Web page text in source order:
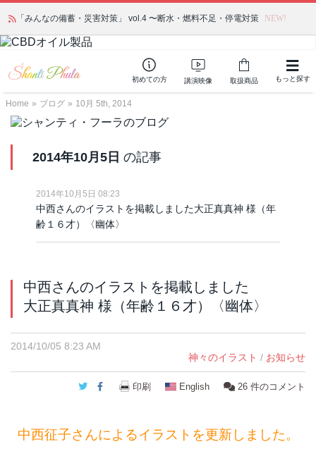
「みんなの備蓄・災害対策」 vol.4 〜断水・燃料不足・停電対策 NEW!
初めての方 講演映像 取扱商品 もっと探す
Home » ブログ » 10月 5th, 2014
2014年10月5日 の記事
2014年10月5日 08:23
中西さんのイラストを掲載しました大正真真神 様（年
齢１６才）〈幽体〉
中西さんのイラストを掲載しました
大正真真神 様（年齢１６才）〈幽体〉
2014/10/05 8:23 AM
神々のイラスト / お知らせ
Twitter
Facebook
印刷 English 26 件のコメント
中西征子さんによるイラストを更新しました。